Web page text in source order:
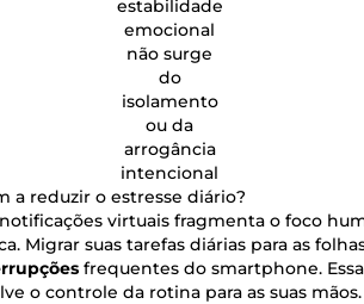
estabilidade
emocional
não surge
do
isolamento
ou da
arrogância
intencional
a reduzir o estresse diário?
virtuais fragmenta o foco
Migrar suas tarefas diárias para as
frequentes do smartphone.
o controle da rotina para as suas mãos.